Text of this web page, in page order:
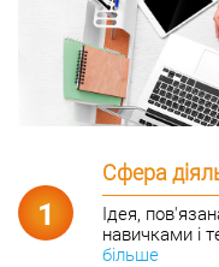
1
Cфера
Ідея,
навичками і
більше